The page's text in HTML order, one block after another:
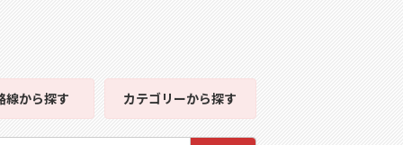
線から探す カテゴリーから探す